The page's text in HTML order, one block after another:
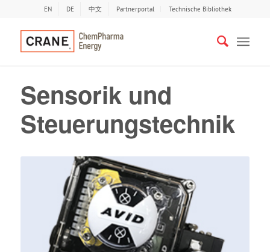
EN DE 中文 Partnerportal Technische Bibliothek
Sensorik und
Steuerungstechnik